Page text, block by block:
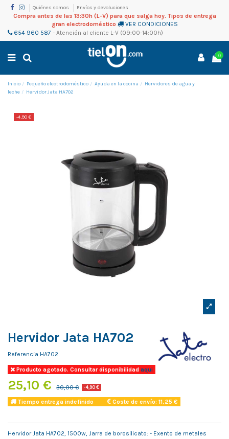
Quiénes somos Envíos y devoluciones
Compra antes de las 13:30h (L-V) para que salga hoy. Tipos de entrega
gran electrodoméstico
VER CONDICIONES
654 960 587 - Atención al cliente L-V (09:00-14:00h)
0
Inicio Pequeño electrodoméstico Ayuda en la cocina
Hervidores de agua y
leche
Hervidor Jata HA702
-4,90 €
Hervidor Jata HA702
Referencia HA702
Producto agotado. Consultar disponibilidadaqui
25,10 € 30,00 € -4,90 €
Tiempo entrega indefinido Coste de envío: 11,25 €
Hervidor Jata HA702, 1500w, Jarra de borosilicato: - Exento de metales